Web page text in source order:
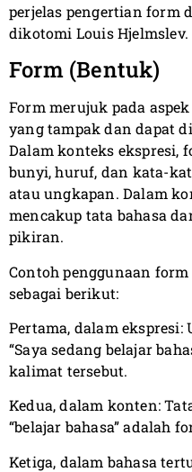
perjelas pengertian form
dikotomi Louis Hjelmslev.
Form (Bentuk)
Form merujuk pada
yang tampak dan dapat
Dalam konteks ekspresi,
bunyi, huruf, dan kata-
atau ungkapan. Dalam
mencakup tata bahasa
pikiran.
Contoh penggunaan
sebagai berikut:
Pertama, dalam
“Saya sedang belajar
kalimat tersebut.
Kedua, dalam konten:
“belajar bahasa” adalah
Ketiga, dalam bahasa